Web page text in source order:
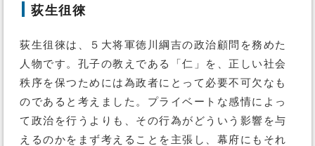
荻生徂徠
荻生徂徠は、５大将軍徳川綱吉の政治顧問を務めた
人物です。孔子の教えである「仁」を、正しい社会
秩序を保つためには為政者にとって必要不可欠なも
のであると考えました。プライベートな感情によっ
て政治を行うよりも、その行為がどういう影響を与
えるのかをまず考えることを主張し、幕府にもそれ